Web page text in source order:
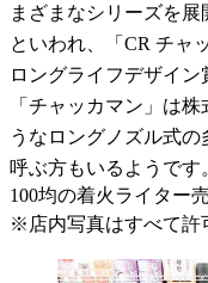
まざまなシリーズを展
といわれ、「CR チャ
ロングライフデザイン
「チャッカマン」は
うなロングノズル式
呼ぶ方もいるようです
100均の着火ライター
※店内写真はすべて許